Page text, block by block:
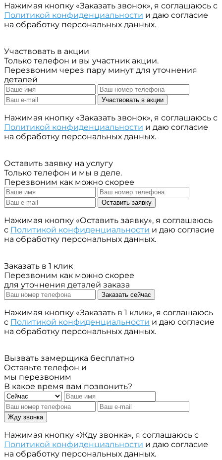
Нажимая кнопку «Заказать звонок», я соглашаюсь с
Политикой конфиденциальности и даю согласие
на обработку персональных данных.
Участвовать в акции
Только телефон и вы участник акции.
Перезвоним через пару минут для уточнения
деталей
Участвовать в акции
Нажимая кнопку «Заказать звонок», я соглашаюсь с
Политикой конфиденциальности и даю согласие
на обработку персональных данных.
Оставить заявку на услугу
Только телефон и мы в деле.
Перезвоним как можно скорее
Оставить заявку
Нажимая кнопку «Оставить заявку», я соглашаюсь
с Политикой конфиденциальности и даю согласие
на обработку персональных данных.
Заказать в 1 клик
Перезвоним как можно скорее
для уточнения деталей заказа
Заказать сейчас
Нажимая кнопку «Заказать в 1 клик», я соглашаюсь
с Политикой конфиденциальности и даю согласие
на обработку персональных данных.
Вызвать замерщика бесплатно
Оставьте телефон и
мы перезвоним
В какое время вам позвонить?
Жду звонка
Нажимая кнопку «Жду звонка», я соглашаюсь с
Политикой конфиденциальности и даю согласие
на обработку персональных данных.